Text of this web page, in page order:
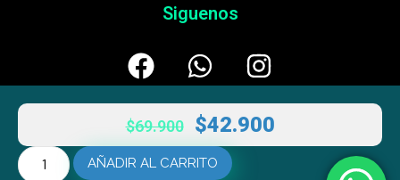
$69.900 $42.900
AÑADIR AL CARRITO
Siguenos